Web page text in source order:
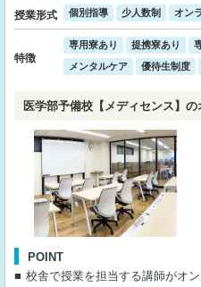
授業形式 個別指導 少人数制 オン
特徴
専用寮あり 提携寮あり
メンタルケア
優待生制度
医学部予備校【メディセンス】
POINT
校舎で授業を担当する講師がオ